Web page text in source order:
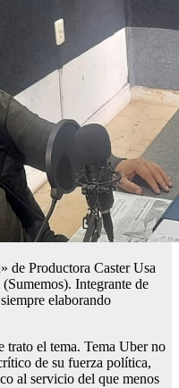
de Productora Caster Usa
Integrante de
elaborando
trato el tema. Tema Uber no
de su fuerza política,
al servicio del que menos